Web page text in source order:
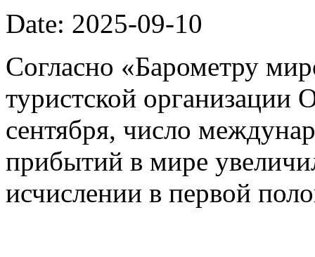
Date: 2025-09-10
Согласно «Барометру
туристской
сентября, число
прибытий в мире
исчислении в первой